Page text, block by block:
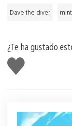
Dave the diver
¿Te ha gustado
Me
gusta
esto